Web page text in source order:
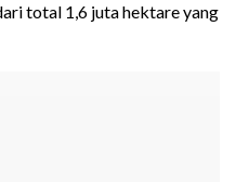
total 1,6 juta hektare yang